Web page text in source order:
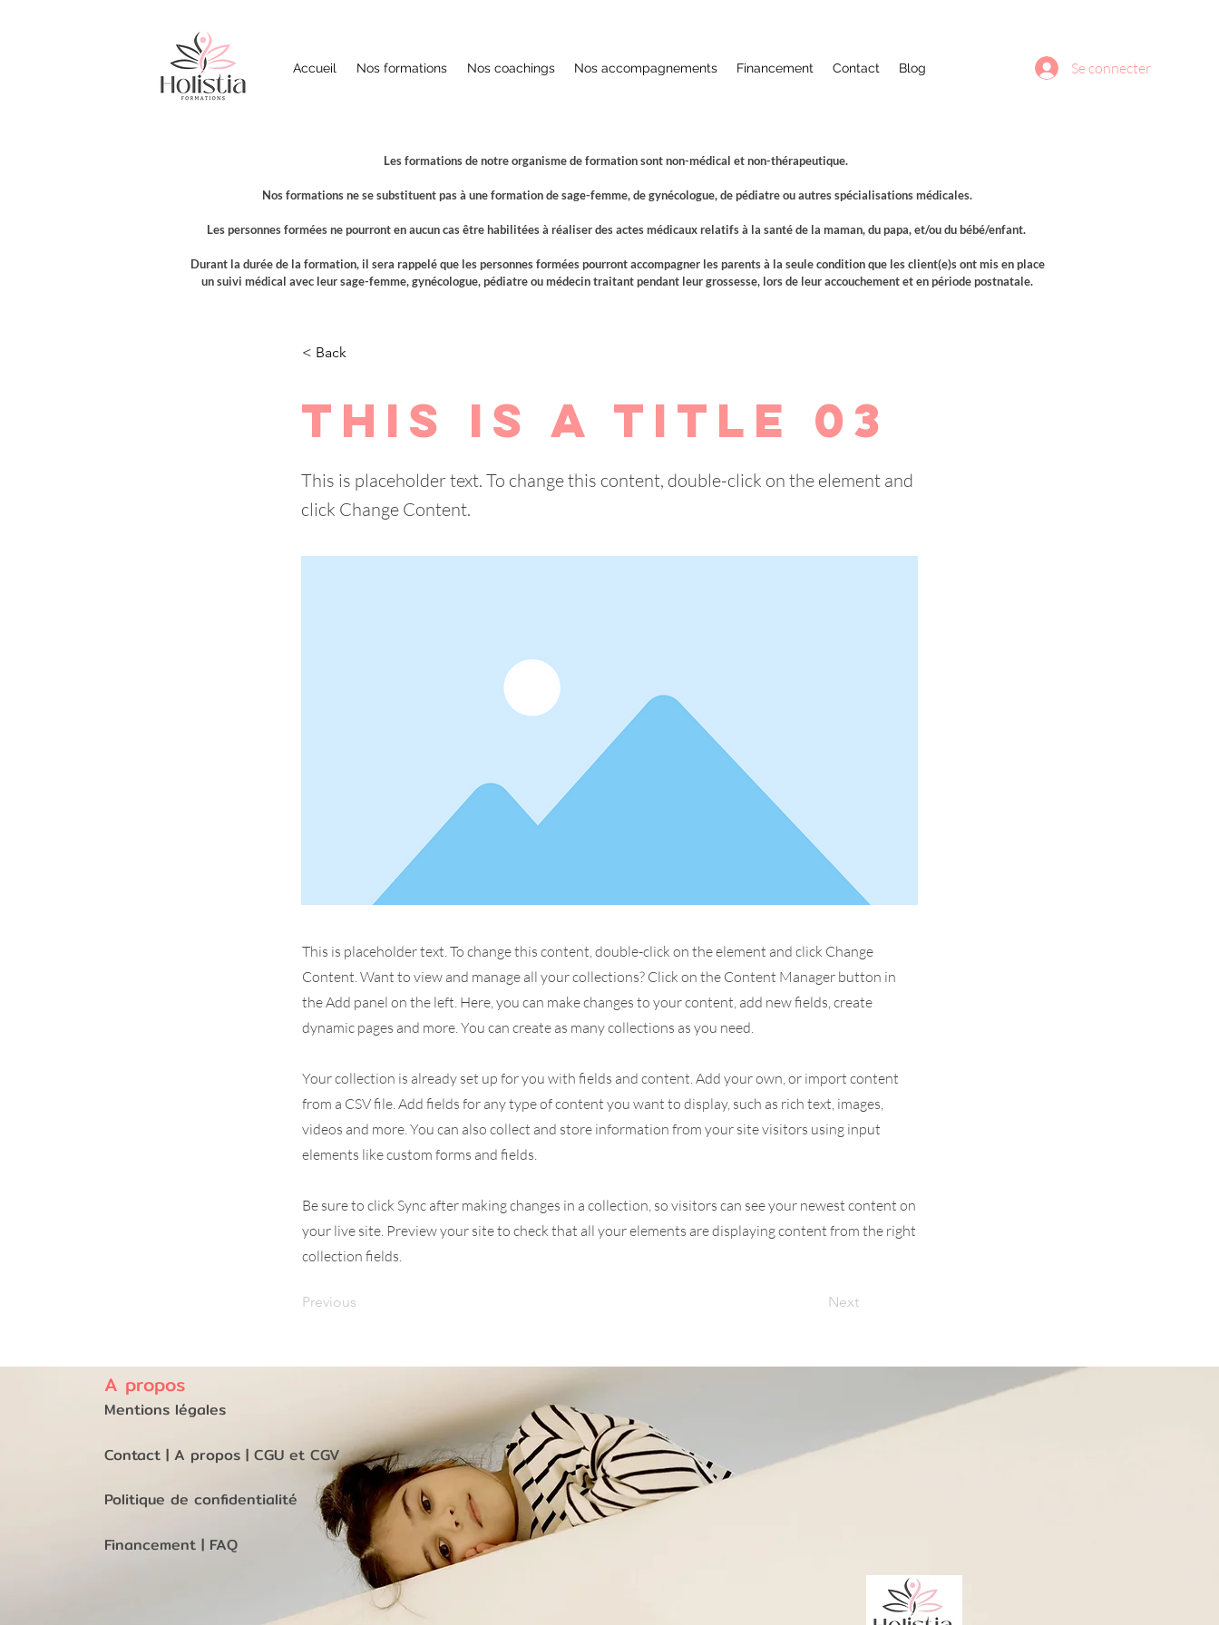
Se connecter
Accueil Nos formations Nos coachings Nos accompagnements Financement Contact Blog
Les formations de notre organisme de formation sont non-médical et non-thérapeutique.
Nos formations ne se substituent pas à une formation de sage-femme, de gynécologue, de pédiatre ou autres spécialisations médicales.
Les personnes formées ne pourront en aucun cas être habilitées à réaliser des actes médicaux relatifs à la santé de la maman, du papa, et/ou du bébé/enfant.
Durant la durée de la formation, il sera rappelé que les personnes formées pourront accompagner les parents à la seule condition que les client(e)s ont mis en place
un suivi médical avec leur sage-femme, gynécologue, pédiatre ou médecin traitant pendant leur grossesse, lors de leur accouchement et en période postnatale.
< Back
This is a Title 03
This is placeholder text. To change this content, double-click on the element and
click Change Content.
This is placeholder text. To change this content, double-click on the element and click Change
Content. Want to view and manage all your collections? Click on the Content Manager button in
the Add panel on the left. Here, you can make changes to your content, add new fields, create
dynamic pages and more. You can create as many collections as you need.
Your collection is already set up for you with fields and content. Add your own, or import content
from a CSV file. Add fields for any type of content you want to display, such as rich text, images,
videos and more. You can also collect and store information from your site visitors using input
elements like custom forms and fields.
Be sure to click Sync after making changes in a collection, so visitors can see your newest content on
your live site. Preview your site to check that all your elements are displaying content from the right
collection fields.
Previous Next
A propos
Mentions légales
Contact | A propos | CGU et CGV
Politique de confidentialité
Financement | FAQ